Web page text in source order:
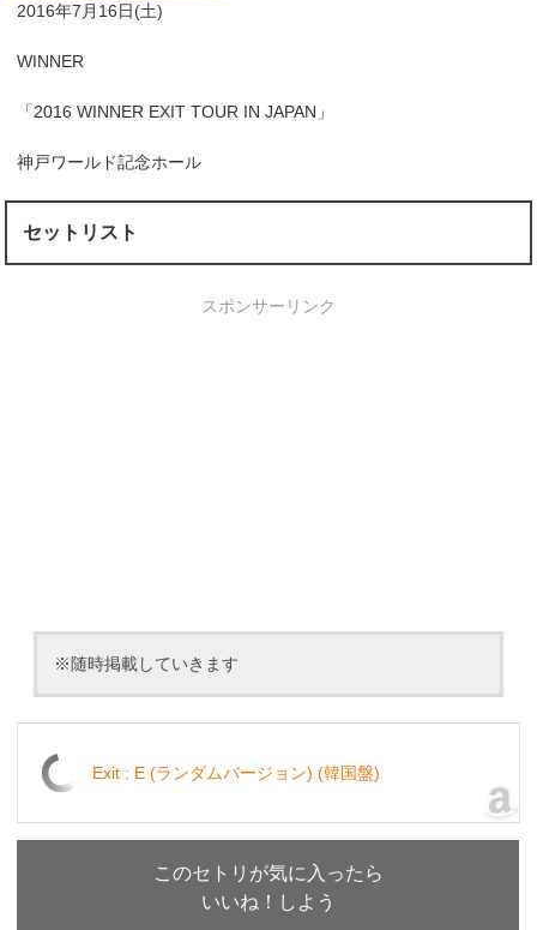
2016年7月16日(土)
WINNER
「2016 WINNER EXIT TOUR IN JAPAN」
神戸ワールド記念ホール
セットリスト
スポンサーリンク
※随時掲載していきます
Exit : E (ランダムバージョン) (韓国盤)
このセトリが気に入ったら
いいね！しよう